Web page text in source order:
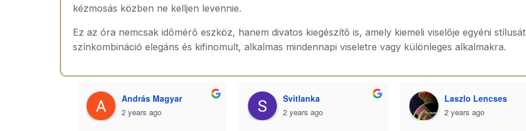
kézmosás közben ne kelljen levennie.
Ez az óra nemcsak időmérő eszköz, hanem divatos kiegészítő is, amely kiemeli viselője egyéni
színkombináció elegáns és kifinomult, alkalmas mindennapi viseletre vagy különleges alkalmakra.
András Magyar
2 years ago
Svitlanka
2 years ago
Laszlo Lencses
2 years ago